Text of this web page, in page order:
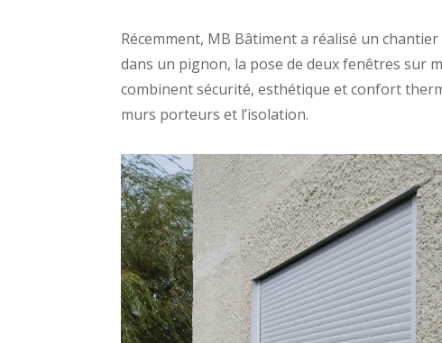
Récemment, MB Bâtiment a réalisé un
dans un pignon, la pose de deux fenêtres sur
combinent sécurité, esthétique et confort
murs porteurs et l’isolation.